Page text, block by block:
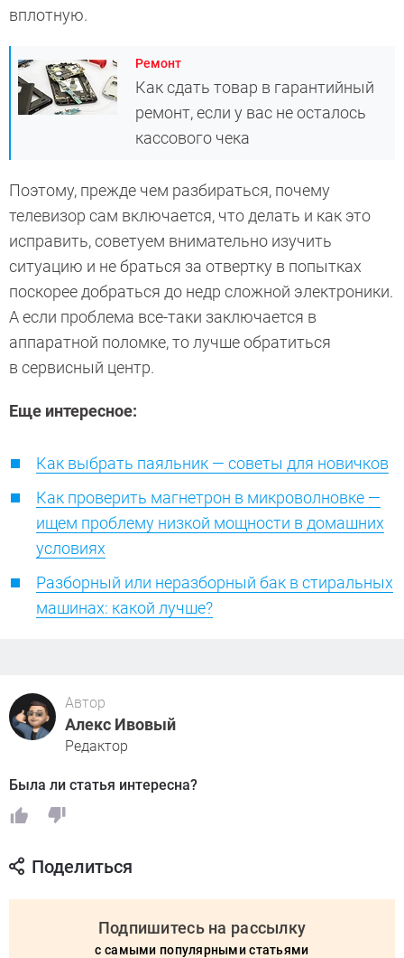
вплотную.
Ремонт
Как сдать товар в гарантийный
ремонт, если у вас не осталось
кассового чека
Поэтому, прежде чем разбираться, почему
телевизор сам включается, что делать и как это
исправить, советуем внимательно изучить
ситуацию и не браться за отвертку в попытках
поскорее добраться до недр сложной электроники.
А если проблема все-таки заключается в
аппаратной поломке, то лучше обратиться
в сервисный центр.
Еще интересное:
Как выбрать паяльник — советы для новичков
Как проверить магнетрон в микроволновке —
ищем проблему низкой мощности в домашних
условиях
Разборный или неразборный бак в стиральных
машинах: какой лучше?
Автор
Алекс Ивовый
Редактор
Была ли статья интересна?
Поделиться
Подпишитесь на рассылку
с самыми популярными статьями